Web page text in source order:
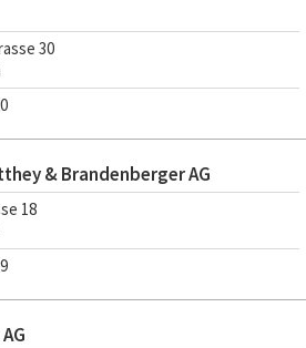
30
& Brandenberger AG
18